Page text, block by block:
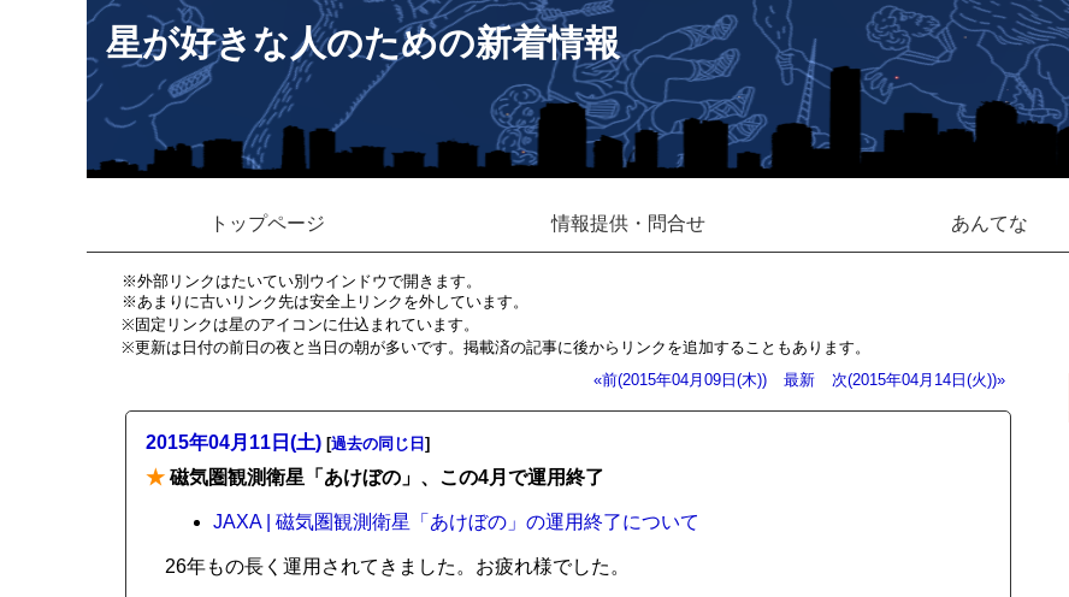
星が好きな人のための新着情報
トップページ 情報提供・問合せ あんてな
※外部リンクはたいてい別ウインドウで開きます。
※あまりに古いリンク先は安全上リンクを外しています。
※固定リンクは星のアイコンに仕込まれています。
※更新は日付の前日の夜と当日の朝が多いです。掲載済の記事に後からリンクを追加することもあります。
«前(2015年04月09日(木))
最新 次(2015年04月14日(火))»
2015年04月11日(土) [過去の同じ日 ]
★ 磁気圏観測衛星「あけぼの」、この4月で運用終了
JAXA | 磁気圏観測衛星「あけぼの」の運用終了について
26年もの長く運用されてきました。お疲れ様でした。